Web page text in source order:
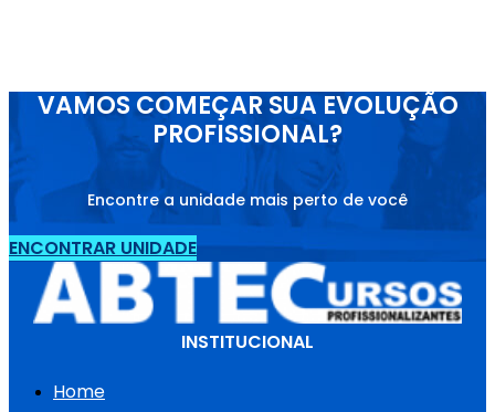
VAMOS COMEÇAR SUA EVOLUÇÃO
PROFISSIONAL?
Encontre a unidade mais perto de você
ENCONTRAR UNIDADE
INSTITUCIONAL
Home